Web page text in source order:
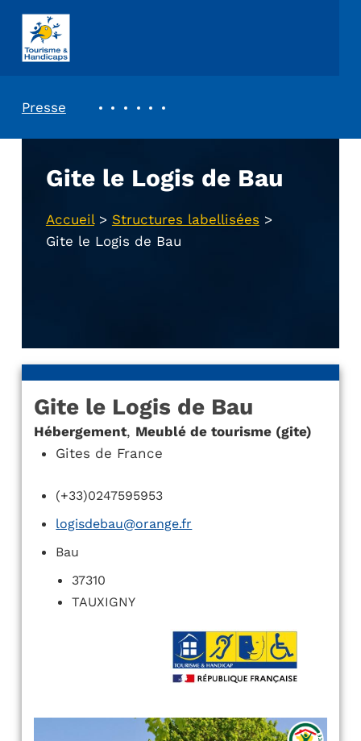
ASSOCIATION TOURISME ET HANDICAPS
Presse
Gite le Logis de Bau
Accueil> Structures labellisées >
Gite le Logis de Bau
Gite le Logis de Bau
Hébergement, Meublé de tourisme (gite)
Gites de France
(+33)0247595953
logisdebau@orange.fr
Bau
37310
TAUXIGNY